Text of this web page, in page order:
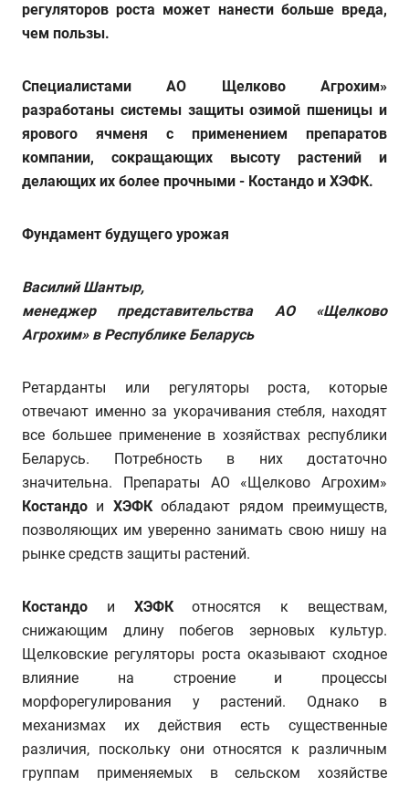
регуляторов роста может нанести больше вреда,
чем пользы.
Специалистами АО Щелково Агрохим»
разработаны системы защиты озимой пшеницы и
ярового ячменя с применением препаратов
компании, сокращающих высоту растений и
делающих их более прочными - Костандо и ХЭФК.
Фундамент будущего урожая
Василий Шантыр,
менеджер представительства АО «Щелково
Агрохим» в Республике Беларусь
Ретарданты или регуляторы роста, которые
отвечают именно за укорачивания стебля, находят
все большее применение в хозяйствах республики
Беларусь. Потребность в них достаточно
значительна. Препараты АО «Щелково Агрохим»
Костандо и ХЭФКобладают рядом преимуществ,
позволяющих им уверенно занимать свою нишу на
рынке средств защиты растений.
Костандо и ХЭФКотносятся к веществам,
снижающим длину побегов зерновых культур.
Щелковские регуляторы роста оказывают сходное
влияние на строение и процессы
морфорегулирования у растений. Однако в
механизмах их действия есть существенные
различия, поскольку они относятся к различным
группам применяемых в сельском хозяйстве